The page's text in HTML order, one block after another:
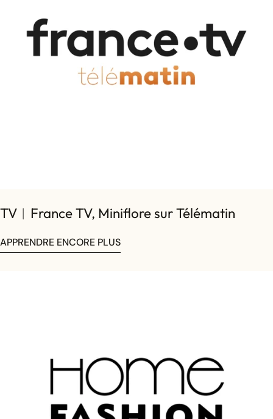
TV︱France TV, Miniflore sur Télématin
APPRENDRE ENCORE PLUS